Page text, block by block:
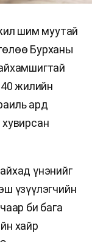
шим муутай
Бурханы
40 жилийн
ард
үнэнийг
үзүүлэгчийн
би бага
хайр